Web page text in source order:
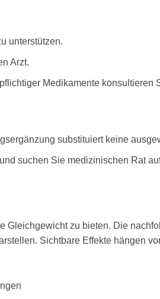
unterstützen.
Arzt.
Medikamente konsultieren
substituiert keine
suchen Sie medizinischen Rat
zu bieten. Die
Sichtbare Effekte hängen